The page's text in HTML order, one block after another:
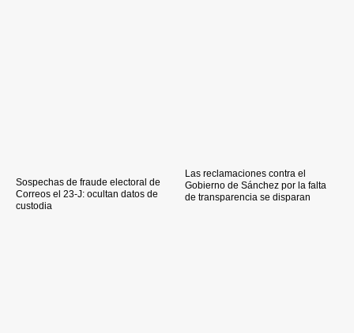
Sospechas de fraude electoral de
Correos el 23-J: ocultan datos de
custodia
Las reclamaciones contra el
Gobierno de Sánchez por la falta
de transparencia se disparan